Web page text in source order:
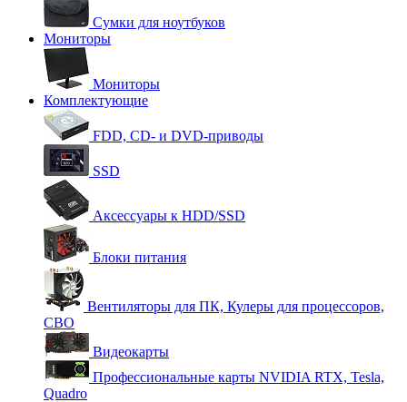
Сумки для ноутбуков
Мониторы
Мониторы
Комплектующие
FDD, CD- и DVD-приводы
SSD
Аксессуары к HDD/SSD
Блоки питания
Вентиляторы для ПК, Кулеры для процессоров,
СВО
Видеокарты
Профессиональные карты NVIDIA RTX, Tesla,
Quadro